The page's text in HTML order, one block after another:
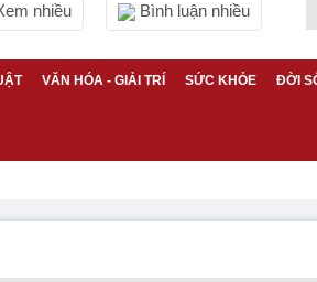
nhiều Bình luận nhiều
VĂN HÓA - GIẢI TRÍ SỨC KHỎE ĐỜI